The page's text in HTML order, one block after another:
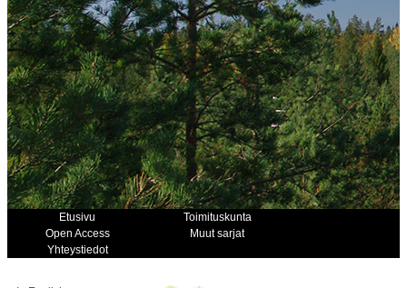
Etusivu
Toimituskunta
Open Access
Muut sarjat
Yhteystiedot